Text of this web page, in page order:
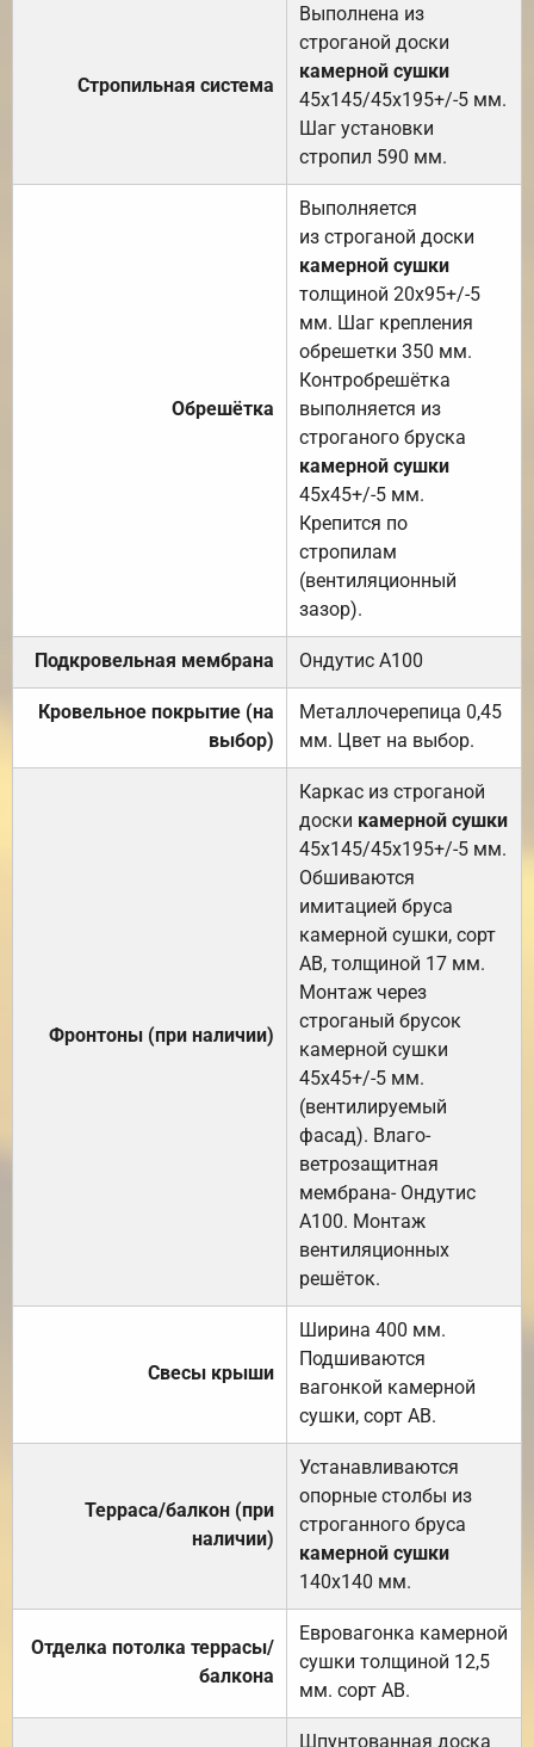
Стропильная система
Выполнена из
строганой доски
камерной сушки
45х145/45х195+/-5 мм.
Шаг установки
стропил 590 мм.
Обрешётка
Выполняется
из строганой доски
камерной сушки
толщиной 20х95+/-5
мм. Шаг крепления
обрешетки 350 мм.
Контробрешётка
выполняется из
строганого бруска
камерной сушки
45х45+/-5 мм.
Крепится по
стропилам
(вентиляционный
зазор).
Подкровельная мембрана Ондутис А100
Кровельное покрытие (на
выбор)
Металлочерепица 0,45
мм. Цвет на выбор.
Фронтоны (при наличии)
Каркас из строганой
доски камерной сушки
45х145/45х195+/-5 мм.
Обшиваются
имитацией бруса
камерной сушки, сорт
АВ, толщиной 17 мм.
Монтаж через
строганый брусок
камерной сушки
45х45+/-5 мм.
(вентилируемый
фасад). Влаго-
ветрозащитная
мембрана- Ондутис
А100. Монтаж
вентиляционных
решёток.
Свесы крыши
Ширина 400 мм.
Подшиваются
вагонкой камерной
сушки, сорт АВ.
Терраса/балкон (при
наличии)
Устанавливаются
опорные столбы из
строганного бруса
камерной сушки
140х140 мм.
Отделка потолка террасы/
балкона
Евровагонка камерной
сушки толщиной 12,5
мм. сорт АВ.
Шпунтованная доска